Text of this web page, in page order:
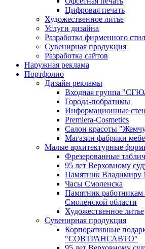
Цифровая печать
Художественное литье
Услуги дизайна
Разработка фирменного
Сувенирная продукция
Разработка сайтов
Наружная реклама
Портфолио
Дизайн рекламы
Входная группа
Города-побратимы
Информационные
Premiera-Cosmetics
Салон красоты
Магазин фабрики
Малые архитектурные
Фрезерованные
95 лет Верховному
Памятник Владимиру
Часы Смоленска
Памятник работникам
Смоленской области
Художественное литье
Сувенирная продукция
Корпоративные
"СОВТРАНСАВТО"